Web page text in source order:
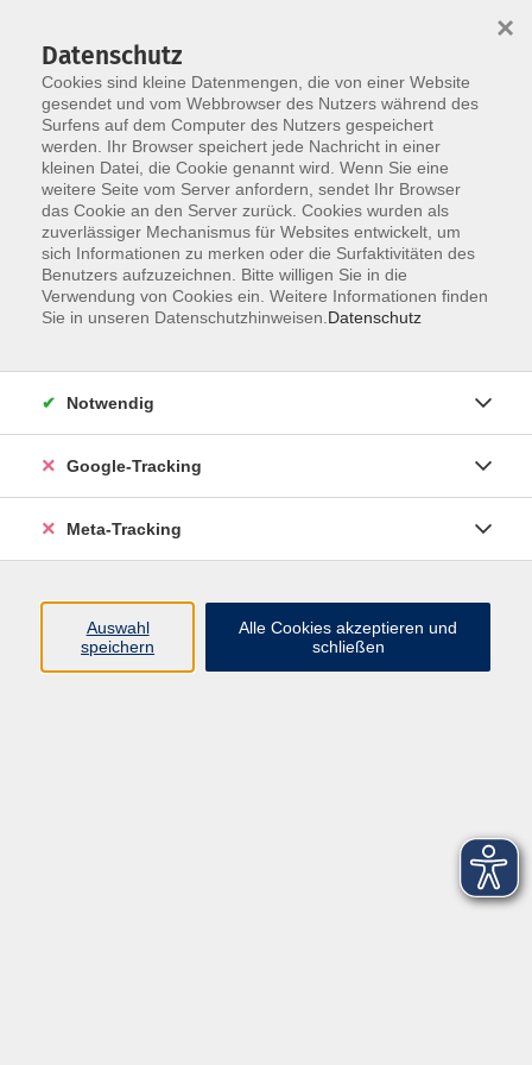
Skip to main content
Der Kurs konnte nicht gefunden werden.
Über uns
Datenschutz
Cookies sind kleine Datenmengen, die von einer Website
gesendet und vom Webbrowser des Nutzers während des
Surfens auf dem Computer des Nutzers gespeichert
werden. Ihr Browser speichert jede Nachricht in einer
kleinen Datei, die Cookie genannt wird. Wenn Sie eine
weitere Seite vom Server anfordern, sendet Ihr Browser
das Cookie an den Server zurück. Cookies wurden als
zuverlässiger Mechanismus für Websites entwickelt, um
sich Informationen zu merken oder die Surfaktivitäten des
Benutzers aufzuzeichnen. Bitte willigen Sie in die
Verwendung von Cookies ein. Weitere Informationen finden
Sie in unseren Datenschutzhinweisen. Datenschutz
×
Notwendig
Google-Tracking
Meta-Tracking
Auswahl
speichern
Alle Cookies akzeptieren und
schließen